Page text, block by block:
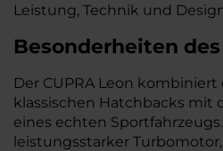
Leistung, Technik und
Besonderheiten des
Der CUPRA Leon
klassischen Hatchbacks mit
eines echten
leistungsstarker